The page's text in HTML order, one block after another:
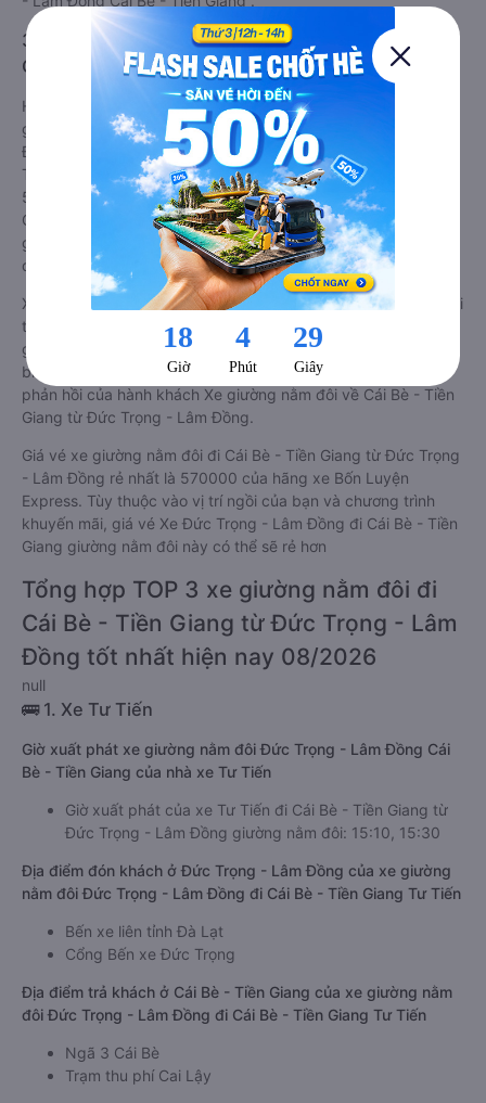
3. Giá vé xe Đức Trọng - Lâm Đồng Cái Bè - Tiền
Giang
Hiện tại, theo cập nhật mới nhất của Vexere.com, giá vé xe
giường nằm đôi tuyến Cái Bè - Tiền Giang - Đức Trọng - Lâm
Đồng có mức giá dao động từ 570000 đồng - 650000 đồng.
Trong đó, nhà xe Bốn Luyện Express có giá vé rẻ nhất, chỉ
570000 đồng. Đặt vé xe Đức Trọng - Lâm Đồng Cái Bè - Tiền
Giang chính hãng tạiVexere.comđể có giá rẻ nhất, đảm bảo
giữ chỗ 100% và hỗ trợ đổi trả vé miễn phí. Tổng đài tư vấn,
đặt vé và đổi trả vé miễn phí:1900 888684.
Xe Đức Trọng - Lâm Đồng Cái Bè - Tiền Giang giường nằm đôi
tốt nhất: Xe từ Đức Trọng - Lâm Đồng đi Cái Bè - Tiền Giang
giường nằm đôi được đánh giá chung có chất lượng Trung
bình với điểm đánh giá trung bình từ 4.6/5 dựa trên 3641
phản hồi của hành khách Xe giường nằm đôi về Cái Bè - Tiền
Giang từ Đức Trọng - Lâm Đồng.
Giá vé xe giường nằm đôi đi Cái Bè - Tiền Giang từ Đức Trọng
- Lâm Đồng rẻ nhất là 570000 của hãng xe Bốn Luyện
Express. Tùy thuộc vào vị trí ngồi của bạn và chương trình
khuyến mãi, giá vé Xe Đức Trọng - Lâm Đồng đi Cái Bè - Tiền
Giang giường nằm đôi này có thể sẽ rẻ hơn
Tổng hợp TOP 3 xe giường nằm đôi đi
Cái Bè - Tiền Giang từ Đức Trọng - Lâm
Đồng tốt nhất hiện nay 08/2026
null
🚌 1. Xe Tư Tiến
Giờ xuất phát xe giường nằm đôi Đức Trọng - Lâm Đồng Cái
Bè - Tiền Giang của nhà xe Tư Tiến
Giờ xuất phát của xe Tư Tiến đi Cái Bè - Tiền Giang từ
Đức Trọng - Lâm Đồng giường nằm đôi: 15:10, 15:30
Địa điểm đón khách ở Đức Trọng - Lâm Đồng của xe giường
nằm đôi Đức Trọng - Lâm Đồng đi Cái Bè - Tiền Giang Tư Tiến
Bến xe liên tỉnh Đà Lạt
Cổng Bến xe Đức Trọng
Địa điểm trả khách ở Cái Bè - Tiền Giang của xe giường nằm
đôi Đức Trọng - Lâm Đồng đi Cái Bè - Tiền Giang Tư Tiến
Ngã 3 Cái Bè
Trạm thu phí Cai Lậy